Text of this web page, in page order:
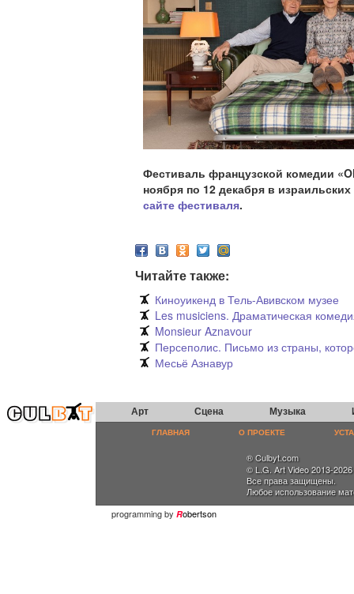
Фестиваль французской комедии «
ноября по 12 декабря в
сайте фестиваля.
Читайте также:
Киноуикенд в Тель-Авивском музее
Les musiciens. Драматическая
Monsieur Aznavour
Персеполис. Письмо из страны,
Месьё Азнавур
Арт Сцена Музыка
ГЛАВНАЯ О ПРОЕКТЕ
® Culbyt.com
© L.G. Art Video 2013-2026
Все права защищены.
Любое использование
programming by Robertson